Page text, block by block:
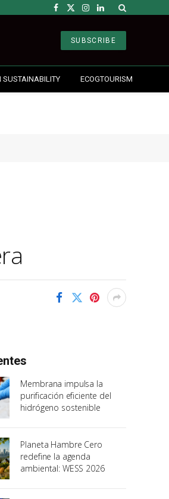
Facebook
X
Instagram
LinkedIn
SUBSCRIBE
SUSTAINABILITY ECOGTOURISM
Membrana impulsa la
purificación eficiente del
hidrógeno sostenible
Planeta Hambre Cero
redefine la agenda
ambiental: WESS 2026